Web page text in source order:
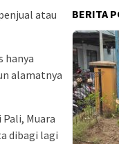
atau
hanya
alamatnya
Muara
dibagi lagi
BERITA